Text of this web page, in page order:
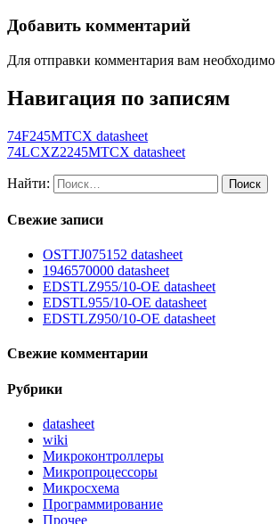
Добавить комментарий
Для отправки комментария вам необходимо
Навигация по записям
74F245MTCX datasheet
74LCXZ2245MTCX datasheet
Найти:
Свежие записи
OSTTJ075152 datasheet
1946570000 datasheet
EDSTLZ955/10-OE datasheet
EDSTL955/10-OE datasheet
EDSTLZ950/10-OE datasheet
Свежие комментарии
Рубрики
datasheet
wiki
Микроконтроллеры
Микропроцессоры
Микросхема
Программирование
Прочее